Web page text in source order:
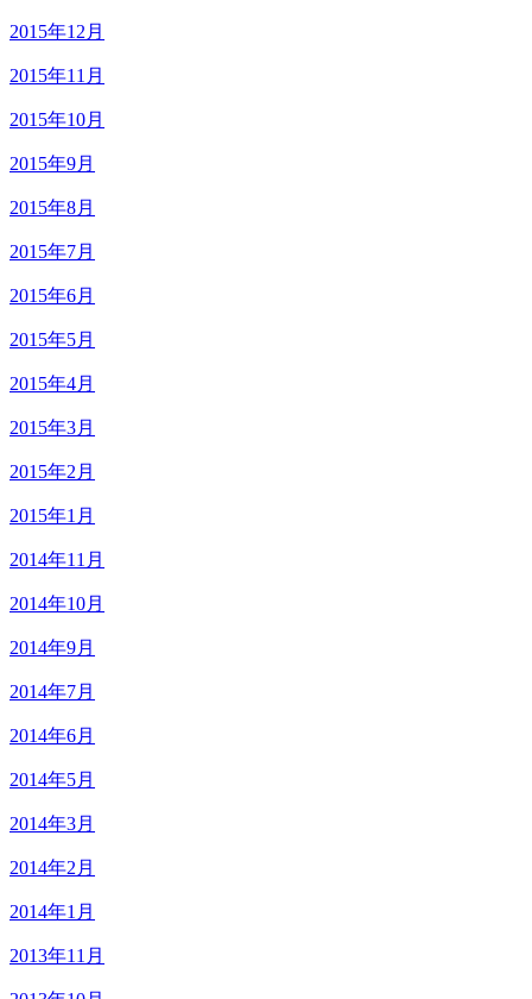
2015年12月
2015年11月
2015年10月
2015年9月
2015年8月
2015年7月
2015年6月
2015年5月
2015年4月
2015年3月
2015年2月
2015年1月
2014年11月
2014年10月
2014年9月
2014年7月
2014年6月
2014年5月
2014年3月
2014年2月
2014年1月
2013年11月